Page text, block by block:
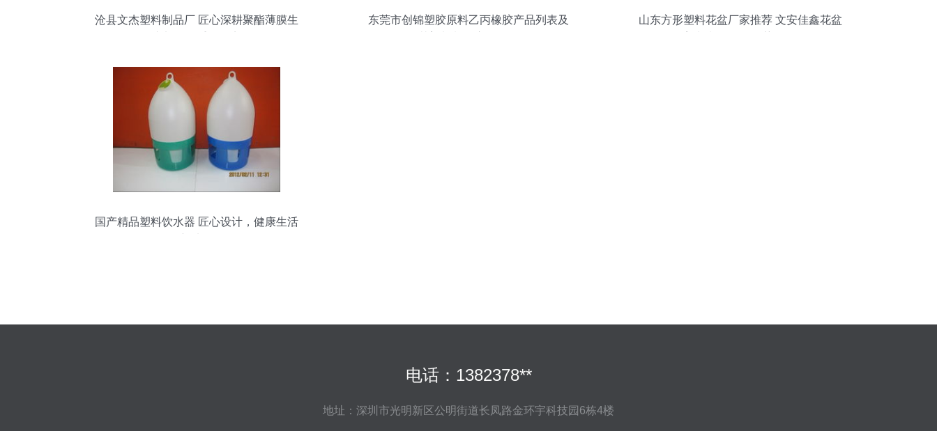
沧县文杰塑料制品厂 匠心深耕聚酯薄膜生
东莞市创锦塑胶原料乙丙橡胶产品列表及
山东方形塑料花盆厂家推荐 文安佳鑫花盆
国产精品塑料饮水器 匠心设计，健康生活
电话：1382378**
地址：深圳市光明新区公明街道长凤路金环宇科技园6栋4楼